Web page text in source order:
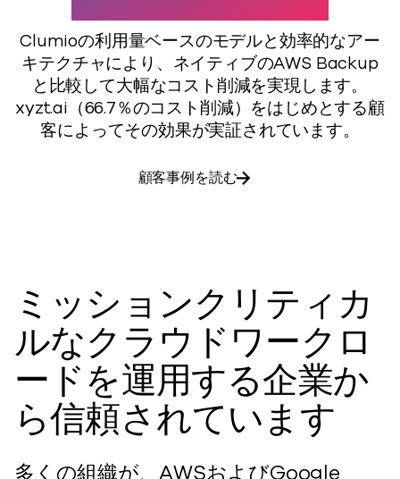
Clumioの利用量ベースのモデルと効率的なアー
キテクチャにより 、ネイティブのAWS Backup
と比較して大幅なコスト削減を実現します。
xyzt.ai（66.7％のコスト削減）をはじめとする顧
客によってその効果が実証されています。
顧客事例を読む
ミッションクリティカ
ルなクラウドワークロ
ードを運用する企業か
ら信頼されています
多くの組織が、AWSおよびGoogle